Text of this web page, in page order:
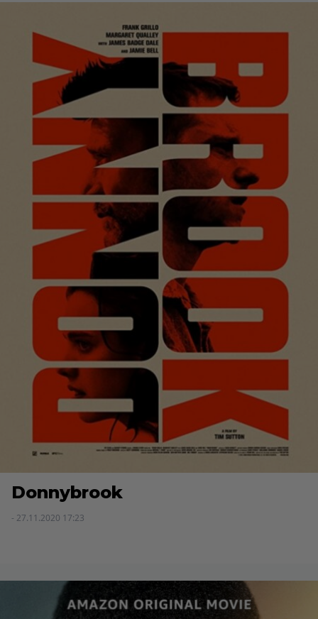
Donnybrook
- 27.11.2020 17:23